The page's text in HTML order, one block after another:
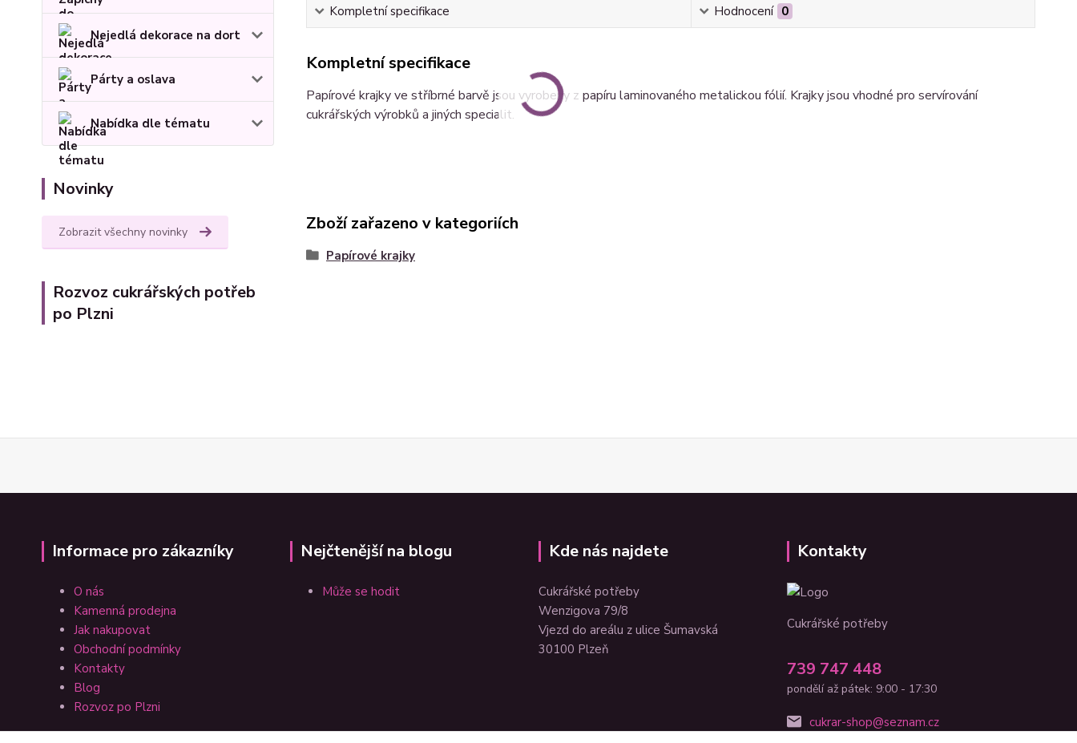
Nejedlá dekorace na dort
Párty a oslava
Nabídka dle tématu
Novinky
Zobrazit všechny novinky
Rozvoz cukrářských potřeb
po Plzni
Kompletní specifikace Hodnocení 0
Kompletní specifikace
Papírové krajky ve stříbrné barvě jsou vyrobeny z papíru laminovaného metalickou fólií. Krajky jsou vhodné pro servírování
cukrářských výrobků a jiných specialit.
Zboží zařazeno v kategoriích
Papírové krajky
Informace pro zákazníky
O nás
Kamenná prodejna
Jak nakupovat
Obchodní podmínky
Kontakty
Blog
Rozvoz po Plzni
Nejčtenější na blogu
Může se hodit
Kde nás najdete
Cukrářské potřeby
Wenzigova 79/8
Vjezd do areálu z ulice Šumavská
30100 Plzeň
Kontakty
Cukrářské potřeby
739 747 448
pondělí až pátek: 9:00 - 17:30
cukrar-shop@seznam.cz